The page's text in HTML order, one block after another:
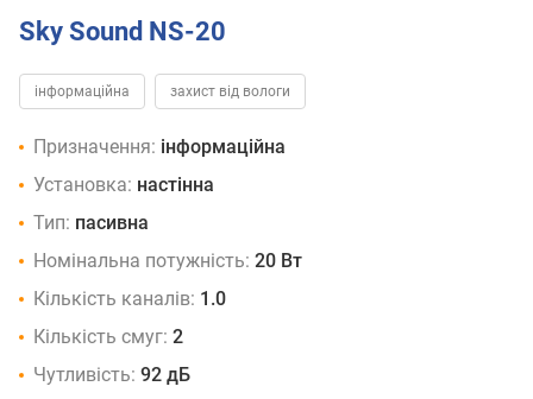
Sky Sound NS-20
інформаційна захист від вологи
Призначення: інформаційна
Установка: настінна
Тип: пасивна
Номінальна потужність: 20 Вт
Кількість каналів: 1.0
Кількість смуг: 2
Чутливість: 92 дБ